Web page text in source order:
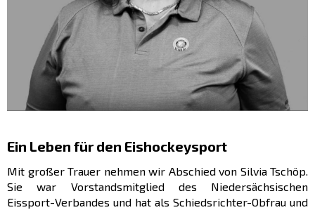
Ein Leben für den Eishockeysport
Mit großer Trauer nehmen wir Abschied von Silvia Tschöp.
Sie war Vorstandsmitglied des Niedersächsischen
Eissport-Verbandes und hat als Schiedsrichter-Obfrau und